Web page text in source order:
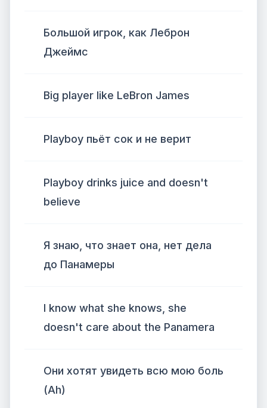
Большой игрок, как Леброн
Джеймс
Big player like LeBron James
Playboy пьёт сок и не верит
Playboy drinks juice and doesn't
believe
Я знаю, что знает она, нет дела
до Панамеры
I know what she knows, she
doesn't care about the Panamera
Они хотят увидеть всю мою боль
(Ah)